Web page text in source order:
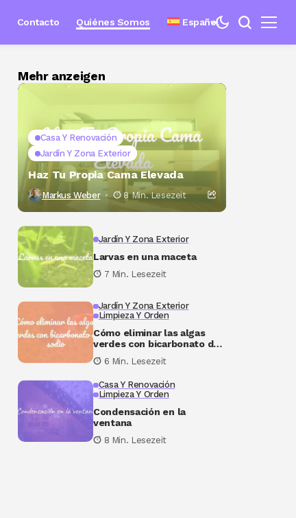
Contacto Quiénes Somos Español
Mehr anzeigen
Casa Y Renovación
Jardín Y Zona Exterior
Haz Tu Propia Cama Elevada
Markus Weber 8 Min. Lesezeit
Jardín Y Zona Exterior
Larvas en una maceta
7 Min. Lesezeit
Jardín Y Zona Exterior
Limpieza Y Orden
Cómo eliminar las algas
verdes con bicarbonato de
sodio
6 Min. Lesezeit
Casa Y Renovación
Limpieza Y Orden
Condensación en la
ventana
8 Min. Lesezeit